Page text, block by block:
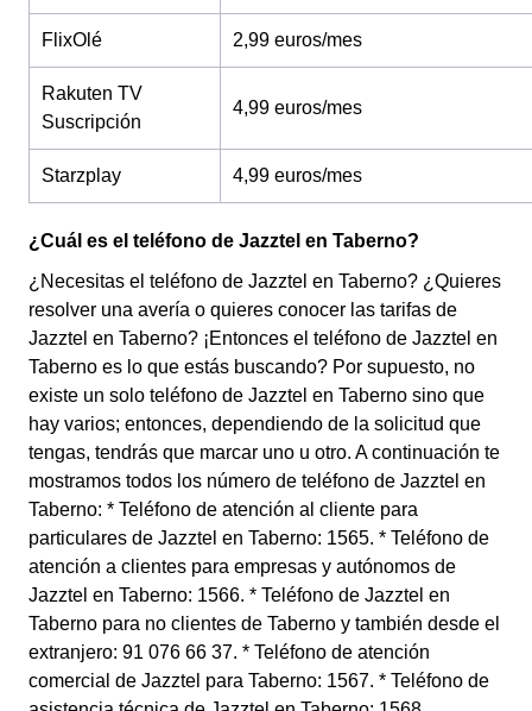
FlixOlé 2,99 euros/mes
Rakuten TV
Suscripción
4,99 euros/mes
Starzplay 4,99 euros/mes
¿Cuál es el teléfono de Jazztel en Taberno?
¿Necesitas el teléfono de Jazztel en Taberno? ¿Quieres
resolver una avería o quieres conocer las tarifas de
Jazztel en Taberno? ¡Entonces el teléfono de Jazztel en
Taberno es lo que estás buscando? Por supuesto, no
existe un solo teléfono de Jazztel en Taberno sino que
hay varios; entonces, dependiendo de la solicitud que
tengas, tendrás que marcar uno u otro. A continuación te
mostramos todos los número de teléfono de Jazztel en
Taberno: * Teléfono de atención al cliente para
particulares de Jazztel en Taberno: 1565. * Teléfono de
atención a clientes para empresas y autónomos de
Jazztel en Taberno: 1566. * Teléfono de Jazztel en
Taberno para no clientes de Taberno y también desde el
extranjero: 91 076 66 37. * Teléfono de atención
comercial de Jazztel para Taberno: 1567. * Teléfono de